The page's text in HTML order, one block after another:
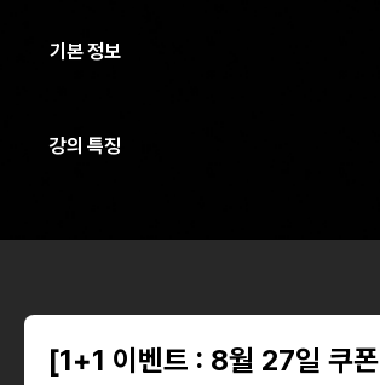
기본 정보
강의 특징
[1+1 이벤트 : 8월 27일 쿠폰